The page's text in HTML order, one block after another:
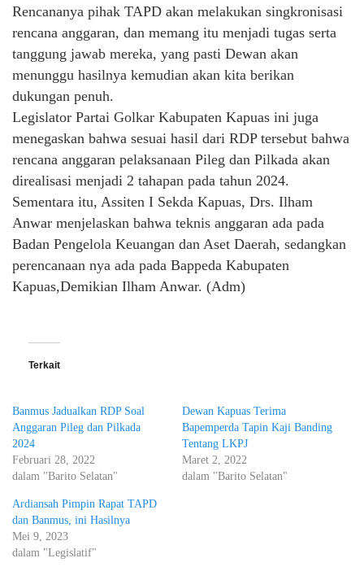
Rencananya pihak TAPD akan melakukan singkronisasi
rencana anggaran, dan memang itu menjadi tugas serta
tanggung jawab mereka, yang pasti Dewan akan
menunggu hasilnya kemudian akan kita berikan
dukungan penuh.
Legislator Partai Golkar Kabupaten Kapuas ini juga
menegaskan bahwa sesuai hasil dari RDP tersebut bahwa
rencana anggaran pelaksanaan Pileg dan Pilkada akan
direalisasi menjadi 2 tahapan pada tahun 2024.
Sementara itu, Assiten I Sekda Kapuas, Drs. Ilham
Anwar menjelaskan bahwa teknis anggaran ada pada
Badan Pengelola Keuangan dan Aset Daerah, sedangkan
perencanaan nya ada pada Bappeda Kabupaten
Kapuas,Demikian Ilham Anwar. (Adm)
Terkait
Banmus Jadualkan RDP Soal
Anggaran Pileg dan Pilkada
2024
Februari 28, 2022
dalam "Barito Selatan"
Dewan Kapuas Terima
Bapemperda Tapin Kaji Banding
Tentang LKPJ
Maret 2, 2022
dalam "Barito Selatan"
Ardiansah Pimpin Rapat TAPD
dan Banmus, ini Hasilnya
Mei 9, 2023
dalam "Legislatif"